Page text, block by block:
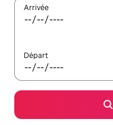
Arrivée
Départ